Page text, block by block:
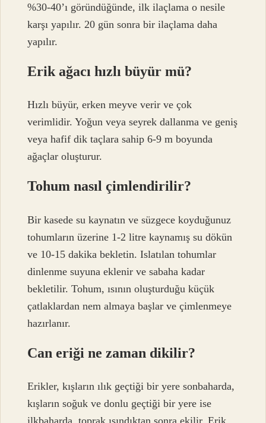
%30-40’ı göründüğünde, ilk ilaçlama o nesile
karşı yapılır. 20 gün sonra bir ilaçlama daha
yapılır.
Erik ağacı hızlı büyür mü?
Hızlı büyür, erken meyve verir ve çok
verimlidir. Yoğun veya seyrek dallanma ve geniş
veya hafif dik taçlara sahip 6-9 m boyunda
ağaçlar oluşturur.
Tohum nasıl çimlendirilir?
Bir kasede su kaynatın ve süzgece koyduğunuz
tohumların üzerine 1-2 litre kaynamış su dökün
ve 10-15 dakika bekletin. Islatılan tohumlar
dinlenme suyuna eklenir ve sabaha kadar
bekletilir. Tohum, ısının oluşturduğu küçük
çatlaklardan nem almaya başlar ve çimlenmeye
hazırlanır.
Can eriği ne zaman dikilir?
Erikler, kışların ılık geçtiği bir yere sonbaharda,
kışların soğuk ve donlu geçtiği bir yere ise